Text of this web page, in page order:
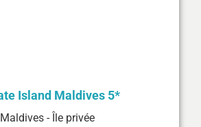
Island Maldives 5*
Maldives - Île privée